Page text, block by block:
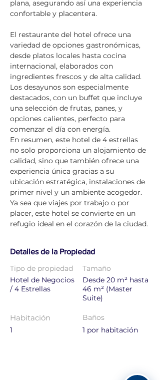
plana, asegurando así una experiencia
confortable y placentera.
El restaurante del hotel ofrece una
variedad de opciones gastronómicas,
desde platos locales hasta cocina
internacional, elaborados con
ingredientes frescos y de alta calidad.
Los desayunos son especialmente
destacados, con un buffet que incluye
una selección de frutas, panes, y
opciones calientes, perfecto para
comenzar el día con energía.
En resumen, este hotel de 4 estrellas
no solo proporciona un alojamiento de
calidad, sino que también ofrece una
experiencia única gracias a su
ubicación estratégica, instalaciones de
primer nivel y un ambiente acogedor.
Ya sea que viajes por trabajo o por
placer, este hotel se convierte en un
refugio ideal en el corazón de la ciudad.
Detalles de la Propiedad
Tipo de propiedad
Hotel de Negocios
/ 4 Estrellas
Habitación
1
Tamaño
Desde 20 m² hasta
46 m² (Master
Suite)
Baños
1 por habitación